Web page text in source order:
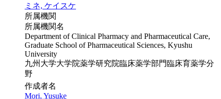
ミネ, ケイスケ
所属機関
所属機関名
Department of Clinical Pharmacy and Pharmaceutical Care,
Graduate School of Pharmaceutical Sciences, Kyushu
University
九州大学大学院薬学研究院臨床薬学部門臨床育薬学分
野
作成者名
Mori, Yusuke